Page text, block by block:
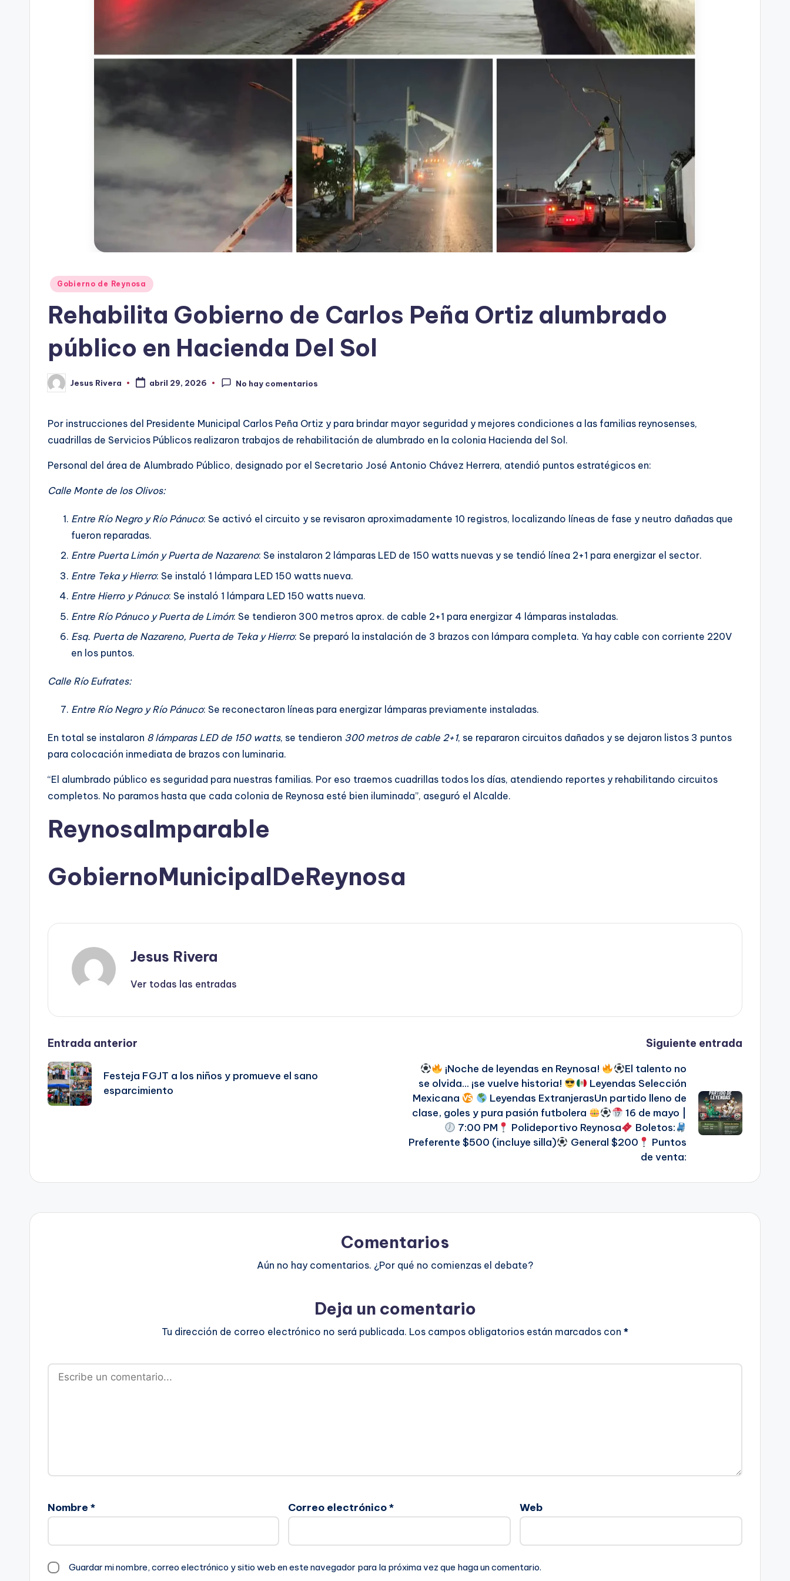
Publicado
Gobierno de Reynosa
Rehabilita Gobierno de Carlos Peña Ortiz alumbrado
público en Hacienda Del Sol
Publicado
por
Jesus Rivera abril 29, 2026 No hay comentarios
Por instrucciones del Presidente Municipal Carlos Peña Ortiz y para brindar mayor seguridad y mejores condiciones a las familias reynosenses,
cuadrillas de Servicios Públicos realizaron trabajos de rehabilitación de alumbrado en la colonia Hacienda del Sol.
Personal del área de Alumbrado Público, designado por el Secretario José Antonio Chávez Herrera, atendió puntos estratégicos en:
Calle Monte de los Olivos:
Entre Río Negro y Río Pánuco: Se activó el circuito y se revisaron aproximadamente 10 registros, localizando líneas de fase y neutro dañadas que
fueron reparadas.
Entre Puerta Limón y Puerta de Nazareno: Se instalaron 2 lámparas LED de 150 watts nuevas y se tendió línea 2+1 para energizar el sector.
Entre Teka y Hierro: Se instaló 1 lámpara LED 150 watts nueva.
Entre Hierro y Pánuco: Se instaló 1 lámpara LED 150 watts nueva.
Entre Río Pánuco y Puerta de Limón: Se tendieron 300 metros aprox. de cable 2+1 para energizar 4 lámparas instaladas.
Esq. Puerta de Nazareno, Puerta de Teka y Hierro: Se preparó la instalación de 3 brazos con lámpara completa. Ya hay cable con corriente 220V
en los puntos.
Calle Río Eufrates:
Entre Río Negro y Río Pánuco: Se reconectaron líneas para energizar lámparas previamente instaladas.
En total se instalaron 8 lámparas LED de 150 watts, se tendieron 300 metros de cable 2+1, se repararon circuitos dañados y se dejaron listos 3 puntos
para colocación inmediata de brazos con luminaria.
“El alumbrado público es seguridad para nuestras familias. Por eso traemos cuadrillas todos los días, atendiendo reportes y rehabilitando circuitos
completos. No paramos hasta que cada colonia de Reynosa esté bien iluminada”, aseguró el Alcalde.
ReynosaImparable
GobiernoMunicipalDeReynosa
Jesus Rivera
Ver todas las entradas
Navegación
de
entradas
Entrada anterior
Festeja FGJT a los niños y promueve el sano
esparcimiento
Siguiente entrada
¡Noche de leyendas en Reynosa!
El talento no
se olvida… ¡se vuelve historia!
Leyendas Selección
Mexicana
Leyendas ExtranjerasUn partido lleno de
clase, goles y pura pasión futbolera
16 de mayo |
7:00 PM
Polideportivo Reynosa
Boletos:
Preferente $500 (incluye silla)
General $200
Puntos
de venta:
Comentarios
Aún no hay comentarios. ¿Por qué no comienzas el debate?
Deja un comentario
Tu dirección de correo electrónico no será publicada. Los campos obligatorios están marcados con *
Nombre * Correo electrónico* Web
Guardar mi nombre, correo electrónico y sitio web en este navegador para la próxima vez que haga un comentario.